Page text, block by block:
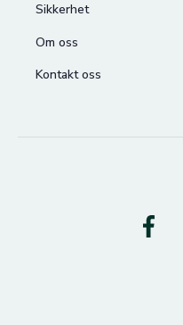
Sikkerhet
Om oss
Kontakt oss